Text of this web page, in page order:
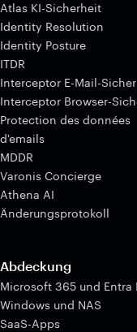
Atlas KI-Sicherheit
Identity Resolution
Identity Posture
ITDR
Interceptor E-Mail-
Interceptor Browser-
Protection des données
d'emails
MDDR
Varonis Concierge
Athena AI
Änderungsprotokoll
Abdeckung
Microsoft 365 und Entra
Windows und NAS
SaaS-Apps